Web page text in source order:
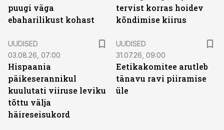
puugi väga
ebaharilikust kohast
tervist korras hoidev
kõndimise kiirus
UUDISED
03.08.26, 07:00
Hispaania
päikeserannikul
kuulutati viiruse leviku
tõttu välja
häireseisukord
UUDISED
31.07.26, 09:00
Eetikakomitee arutleb
tänavu ravi piiramise
üle